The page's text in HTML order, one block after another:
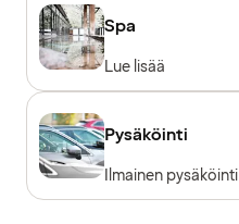
Spa
Lue lisää
Pysäköinti
Ilmainen pysäköinti